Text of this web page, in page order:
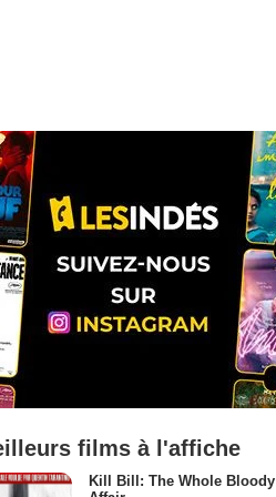
films à l'affiche
Kill Bill: The Whole Bloody